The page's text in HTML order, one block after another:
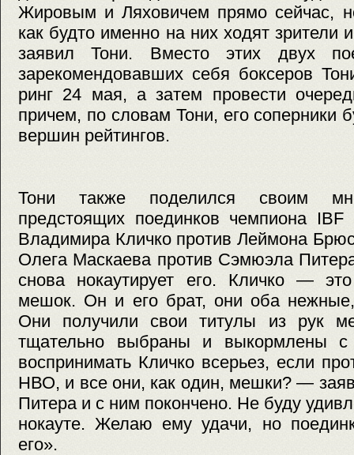
Жировым и Ляховичем прямо сейчас,
как будто именно на них ходят зрители
заявил Тони. Вместо этих двух
зарекомендовавших себя боксеров
ринг 24 мая, а затем провести
причем, по словам Тони, его соперники
вершин рейтингов.
Тони также поделился своим
предстоящих поединков чемпиона
Владимира Кличко против Леймона
Олега Маскаева против Сэмюэла
снова нокаутирует его. Кличко —
мешок. Он и его брат, они оба
Они получили свои титулы из рук
тщательно выбраны и выкормлены
воспринимать Кличко всерьез, если
НВО, и все они, как один, мешки? —
Питера и с ним покончено. Не буду
нокауте. Желаю ему удачи, но
его».